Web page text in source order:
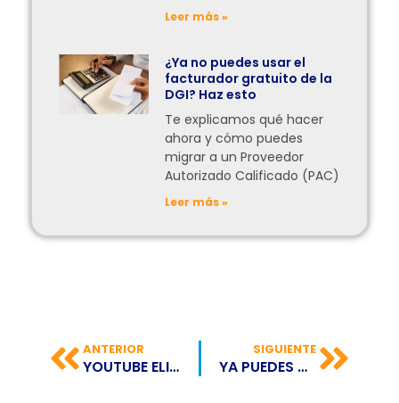
Leer más »
¿Ya no puedes usar el
facturador gratuito de la
DGI? Haz esto
Te explicamos qué hacer
ahora y cómo puedes
migrar a un Proveedor
Autorizado Calificado (PAC)
Leer más »
ANTERIOR
YOUTUBE ELIMINARÁ EL CONTEO DE NO ME GUSTA
SIGUIENTE
YA PUEDES CREAR STICKERS DESDE WHATSAPP WEB